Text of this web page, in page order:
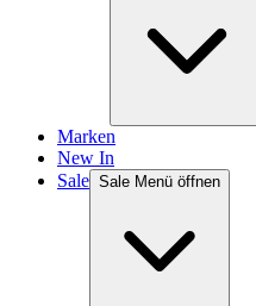
Marken
New In
Sale Sale Menü öffnen